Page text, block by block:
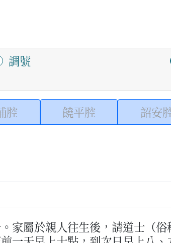
調號
腔 饒平腔 詔安
家屬於親人往生後，請道士（